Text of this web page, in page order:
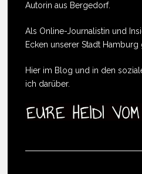
Autorin aus Bergedorf.
Als Online-Journalistin und
Ecken unserer Stadt Hamburg
Hier im Blog und in den
ich darüber.